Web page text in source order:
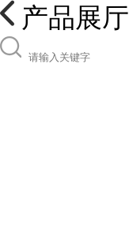
产品展厅